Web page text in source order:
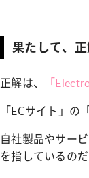
果たして、正
正解は、 「
「ECサイト」
自社製品やサー
を指しているのだ